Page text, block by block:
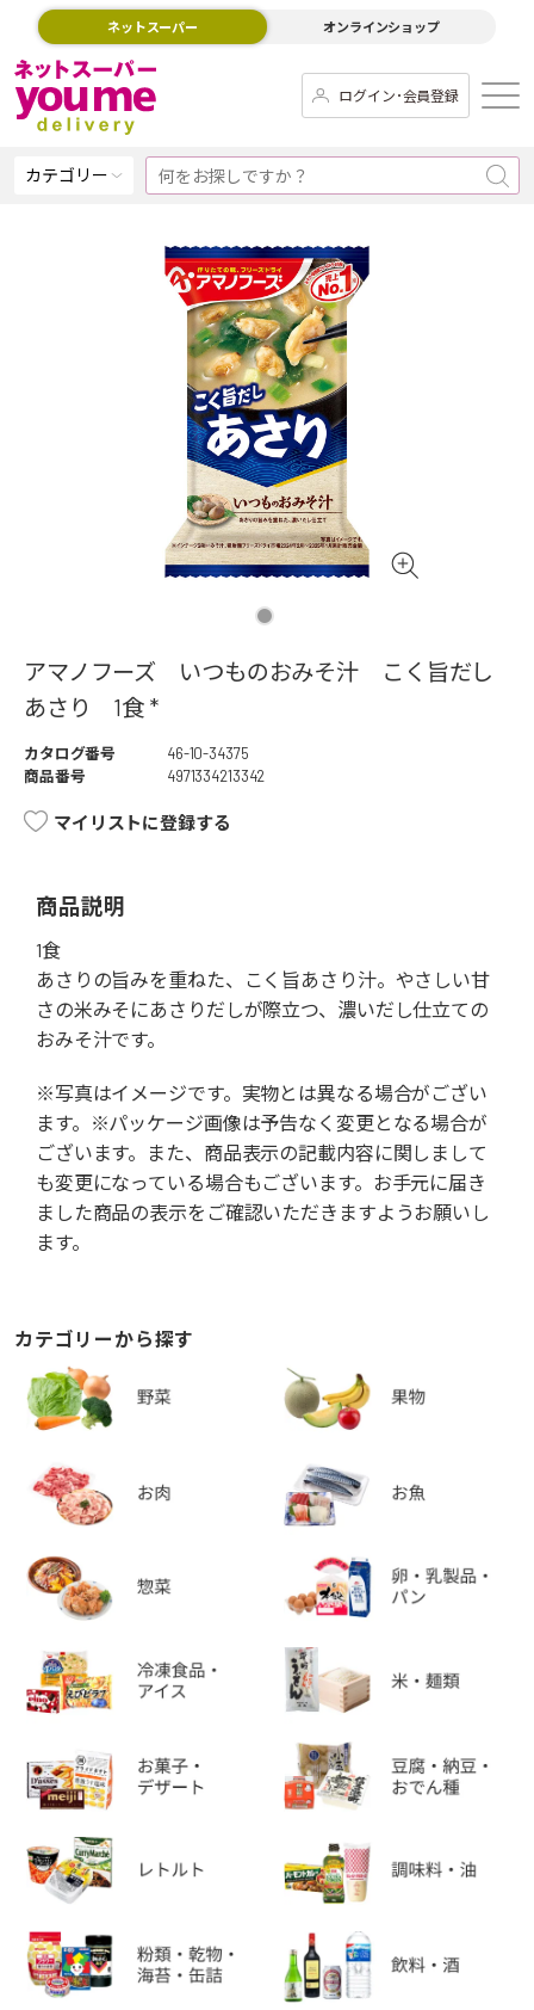
ネットスーパー オンラインショップ
ログイン･会員登録
カテゴリー
アマノフーズ いつものおみそ汁 こく旨だし
あさり 1食 *
カタログ番号
46-10-34375
商品番号
4971334213342
マイリストに登録する
商品説明
1食
あさりの旨みを重ねた、こく旨あさり汁。やさしい甘
さの米みそにあさりだしが際立つ、濃いだし仕立ての
おみそ汁です。
※写真はイメージです。実物とは異なる場合がござい
ます。※パッケージ画像は予告なく変更となる場合が
ございます。また、商品表示の記載内容に関しまして
も変更になっている場合もございます。お手元に届き
ました商品の表示をご確認いただきますようお願いし
ます。
カテゴリーから探す